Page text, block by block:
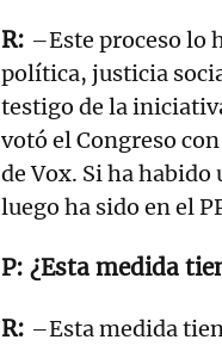
–Este proceso lo
política, justicia
testigo de la
votó el Congreso
de Vox. Si ha
luego ha sido en el
¿Esta medida
–Esta medida